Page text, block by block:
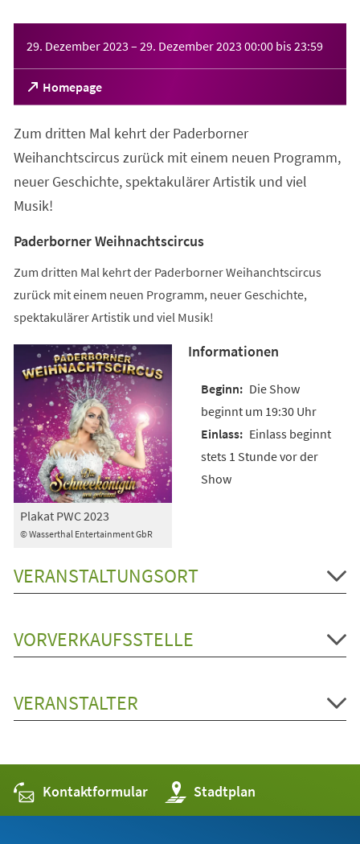
29. Dezember 2023 – 29. Dezember 2023 00:00 bis23:59
Homepage
(Öffnet
in
neuen
Tab)
Zum dritten Mal kehrt der Paderborner
Weihanchtscircus zurück mit einem neuen Programm,
neuer Geschichte, spektakulärer Artistik und viel
Musik!
Paderborner Weihnachtscircus
Zum dritten Mal kehrt der Paderborner Weihanchtscircus
zurück mit einem neuen Programm, neuer Geschichte,
spektakulärer Artistik und viel Musik!
© Wasserthal Entertainment GbR
Plakat PWC 2023
Informationen
Die Show
beginnt um 19:30 Uhr
Einlass beginnt
stets 1 Stunde vor der
Show
VERANSTALTUNGSORT
VORVERKAUFSSTELLE
VERANSTALTER
Kontaktformular Stadtplan
(Öffnet
in
einem